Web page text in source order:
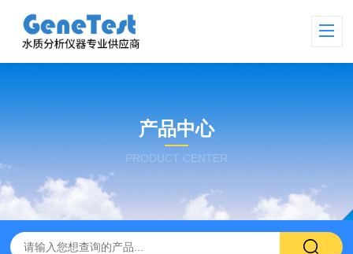
产品中心
PRODUCT CENTER